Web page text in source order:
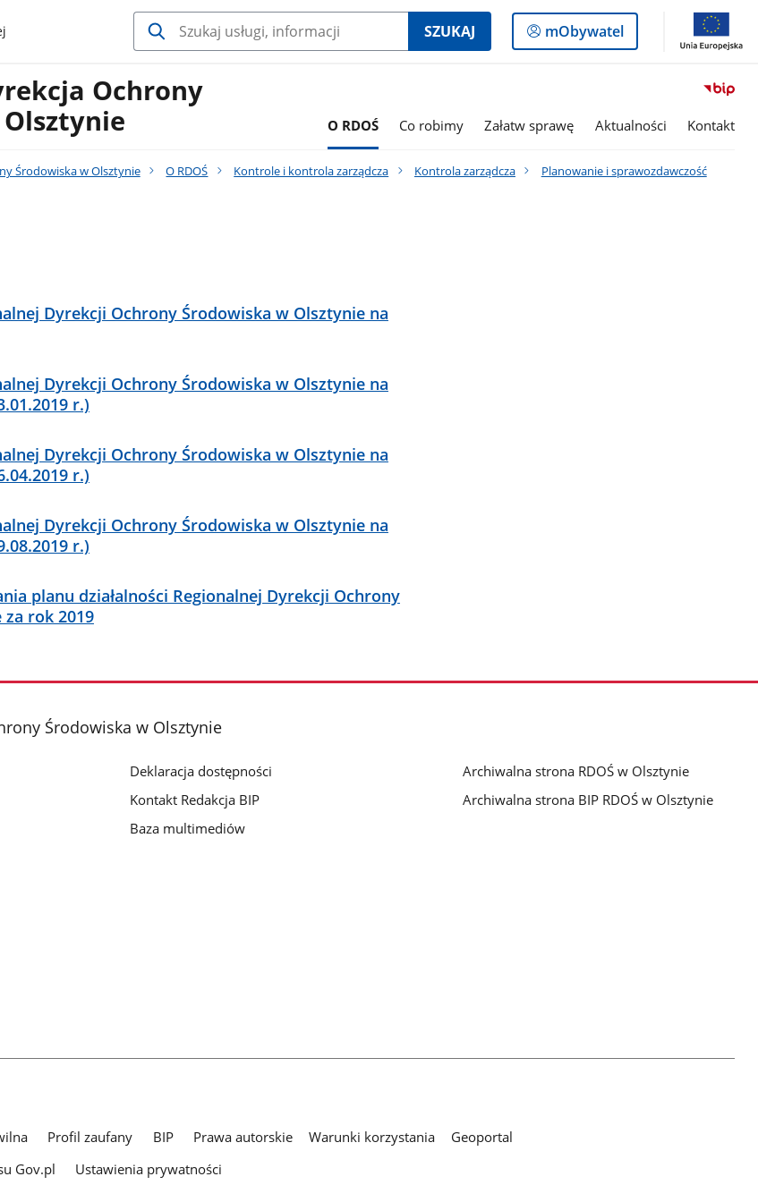
SZUKAJ
Logowanie
do
mObywatel
Ochrony
O RDOŚ Co robimy Załatw sprawę Aktualności Kontakt
Środowiska w Olsztynie O RDOŚ Kontrole i kontrola zarządcza Kontrola zarządcza
Planowanie i sprawozdawczość
Dyrekcji Ochrony Środowiska w Olsztynie na
Dyrekcji Ochrony Środowiska w Olsztynie na
r.)
Dyrekcji Ochrony Środowiska w Olsztynie na
r.)
Dyrekcji Ochrony Środowiska w Olsztynie na
r.)
planu działalności Regionalnej Dyrekcji Ochrony
rok 2019
Środowiska w Olsztynie
Deklaracja dostępności
Kontakt Redakcja BIP
Baza multimediów
Archiwalna strona RDOŚ w Olsztynie
Archiwalna strona BIP RDOŚ w Olsztynie
Profil zaufany BIP Prawa autorskie Warunki korzystania
Geoportal
Gov.pl
Ustawienia prywatności